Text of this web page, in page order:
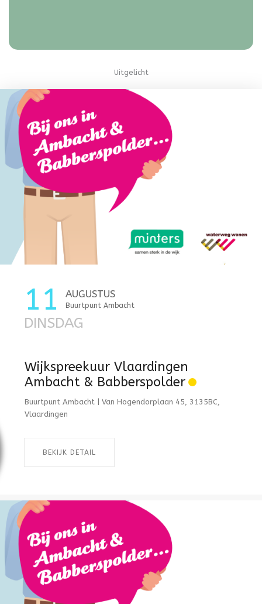
Uitgelicht
11 AUGUSTUS
Buurtpunt Ambacht
DINSDAG
Wijkspreekuur Vlaardingen
Ambacht & Babberspolder
Buurtpunt Ambacht | Van Hogendorplaan 45, 3135BC,
Vlaardingen
BEKIJK DETAIL